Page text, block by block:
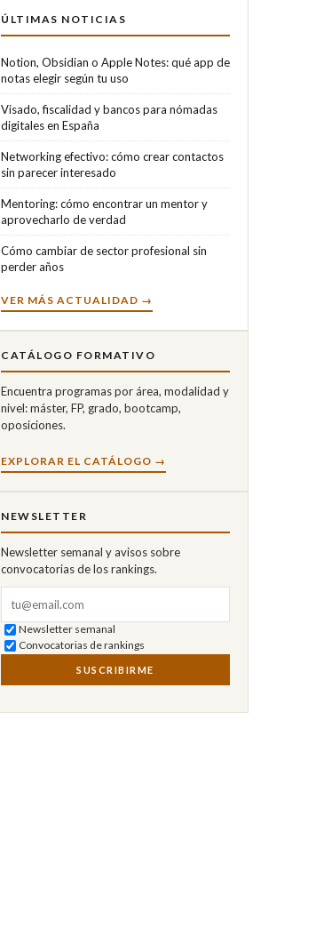
ÚLTIMAS NOTICIAS
Notion, Obsidian o Apple Notes: qué app de
notas elegir según tu uso
Visado, fiscalidad y bancos para nómadas
digitales en España
Networking efectivo: cómo crear contactos
sin parecer interesado
Mentoring: cómo encontrar un mentor y
aprovecharlo de verdad
Cómo cambiar de sector profesional sin
perder años
VER MÁS ACTUALIDAD →
CATÁLOGO FORMATIVO
Encuentra programas por área, modalidad y
nivel: máster, FP, grado, bootcamp,
oposiciones.
EXPLORAR EL CATÁLOGO →
NEWSLETTER
Newsletter semanal y avisos sobre
convocatorias de los rankings.
Newsletter semanal
Convocatorias de rankings
SUSCRIBIRME